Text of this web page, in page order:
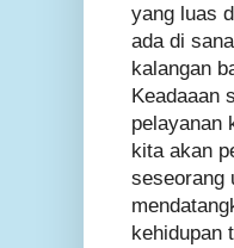
yang luas
ada di
kalangan
Keadaaan
pelayanan
kita akan
seseorang
kehidupan